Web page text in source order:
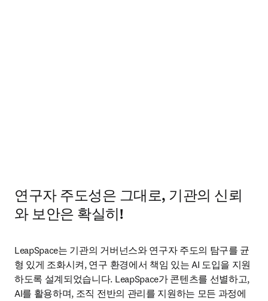
연구자 주도성은 그대로, 기관의 신뢰
와 보안은 확실히!
LeapSpace는 기관의 거버넌스와 연구자 주도의 탐구를 균
형 있게 조화시켜, 연구 환경에서 책임 있는 AI 도입을 지원
하도록 설계되었습니다. LeapSpace가 콘텐츠를 선별하고,
AI를 활용하며, 조직 전반의 관리를 지원하는 모든 과정에